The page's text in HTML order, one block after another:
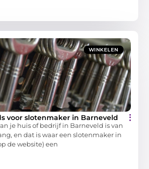
WINKELEN
voor slotenmaker in Barneveld
je huis of bedrijf in Barneveld is van
en dat is waar een slotenmaker in
de website) een